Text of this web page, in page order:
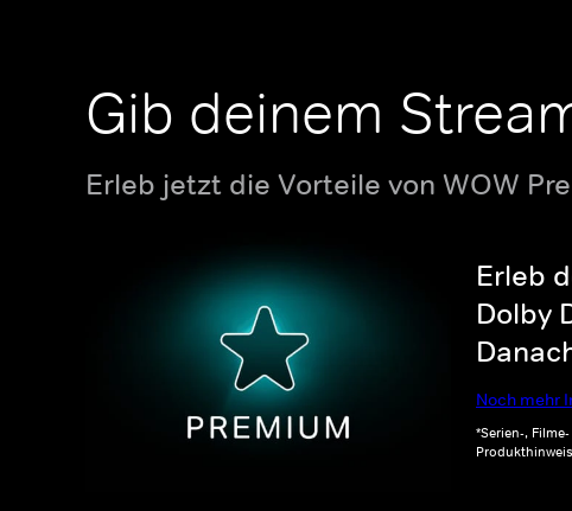
Gib deinem
Erleb jetzt die Vorteile von WOW
Erleb
Dolby
Noch mehr
*Serien-,